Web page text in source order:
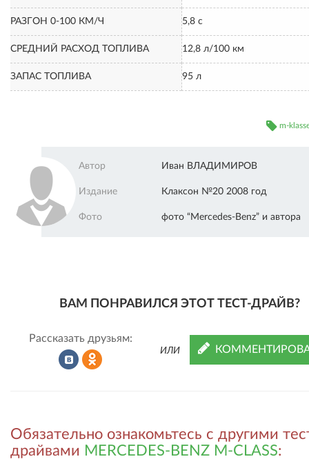
РАЗГОН 0-100 КМ/Ч 5,8 с
СРЕДНИЙ РАСХОД ТОПЛИВА 12,8 л/100 км
ЗАПАС ТОПЛИВА 95 л
m-
Автор Иван ВЛАДИМИРОВ
Издание Клаксон №20 2008 год
Фото фото “Mercedes-Benz” и автора
ВАМ ПОНРАВИЛСЯ ЭТОТ ТЕСТ-ДРАЙВ?
Рассказать друзьям:
во в
ИЛИ
Обязательно ознакомьтесь с другими
драйвами MERCEDES-BENZ M-CLASS: